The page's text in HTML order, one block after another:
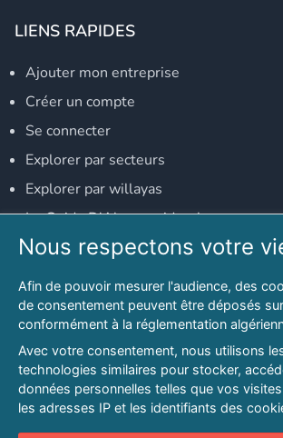
LIENS RAPIDES
Ajouter mon entreprise
Créer un compte
Se connecter
Explorer par secteurs
Explorer par willayas
Le Guide D'Alger, guide-alger.com
NOS RÉSEAUX SOCIAUX
Notre page Facebook
Notre page LinkedIn
Notre page Instagram
Notre page Twitter
Nous respectons votre
Afin de pouvoir mesurer l'audience, des
de consentement peuvent être déposés
conformément à la réglementation
Avec votre consentement, nous utilisons
technologies similaires pour stocker,
données personnelles telles que vos
les adresses IP et les identifiants des